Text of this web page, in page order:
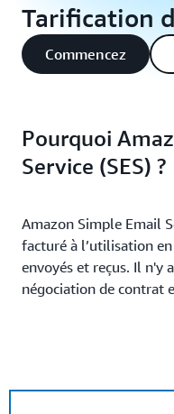
Tarification
Commencez
Pourquoi
Service (SES) ?
Amazon Simple Email
facturé à l’utilisation
envoyés et reçus. Il n'y
négociation de contrat